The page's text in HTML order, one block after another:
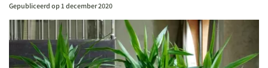
Gepubliceerd op 1 december 2020